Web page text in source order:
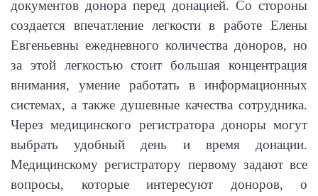
документов донора перед донацией. Со стороны
создается впечатление легкости в работе Елены
Евгеньевны ежедневного количества доноров, но
за этой легкостью стоит большая концентрация
внимания, умение работать в информационных
системах, а также душевные качества сотрудника.
Через медицинского регистратора доноры могут
выбрать удобный день и время донации.
Медицинскому регистратору первому задают все
вопросы, которые интересуют доноров, о